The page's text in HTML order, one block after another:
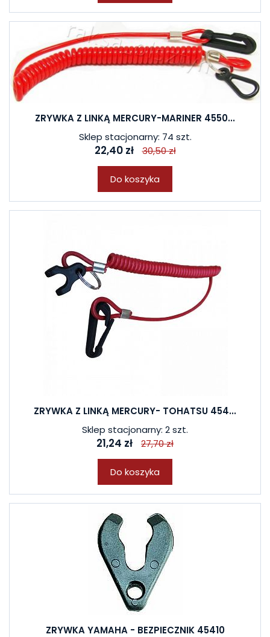
ZRYWKA Z LINKĄ MERCURY-MARINER 4550...
Sklep stacjonarny: 74 szt.
22,40 zł 30,50 zł
Do koszyka
ZRYWKA Z LINKĄ MERCURY- TOHATSU 454...
Sklep stacjonarny: 2 szt.
21,24 zł 27,70 zł
Do koszyka
ZRYWKA YAMAHA - BEZPIECZNIK 45410